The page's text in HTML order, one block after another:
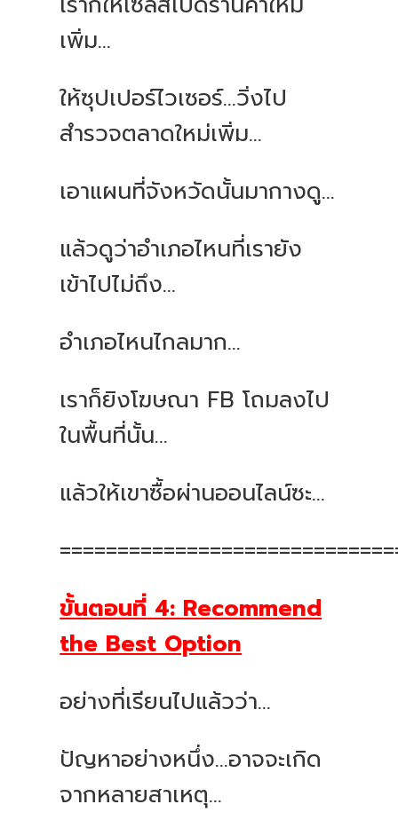
เพิ่ม...
ให้ซุปเปอร์ไวเซอร์...วิ่งไป
สำรวจตลาดใหม่เพิ่ม...
เอาแผนที่จังหวัดนั้นมากางดู...
แล้วดูว่าอำเภอไหนที่เรายัง
เข้าไปไม่ถึง...
อำเภอไหนไกลมาก...
เราก็ยิงโฆษณา FBโถมลงไป
ในพื้นที่นั้น...
แล้วให้เขาซื้อผ่านออนไลน์ซะ...
ขั้นตอนที่4: Recommend
the Best Option
อย่างที่เรียนไปแล้วว่า...
ปัญหาอย่างหนึ่ง...อาจจะเกิด
จากหลายสาเหตุ...